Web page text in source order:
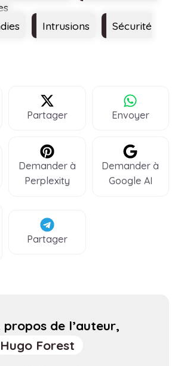
Intrusions
Sécurité
Partager Envoyer
Demander à
Perplexity
Demander à
Google AI
Partager
propos de l’auteur,
Hugo Forest